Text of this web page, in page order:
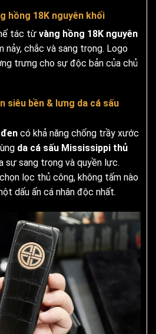
hồng 18K nguyên khối
tác từ vàng hồng 18K nguyên
nảy, chắc và sang trọng. Logo
trưng cho sự độc bản của chủ
siêu bền & lưng da cá sấu
có khả năng chống trầy xước
da cá sấu Mississippi thủ
sự sang trọng và quyền lực.
lọc thủ công, không tấm nào
dấu ấn cá nhân độc nhất.